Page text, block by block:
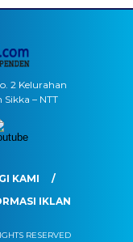
2 Kelurahan
– NTT
KAMI
IKLAN
RESERVED